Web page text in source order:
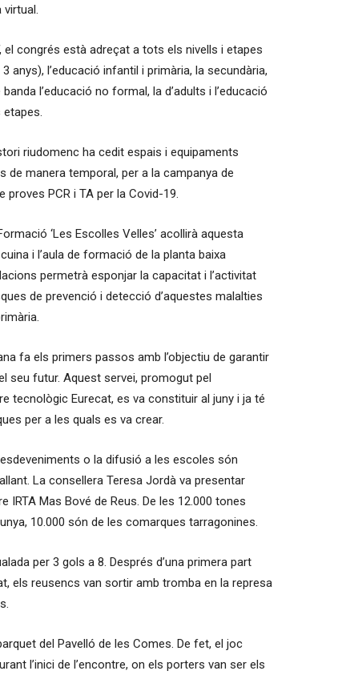
virtual.
el congrés està adreçat a tots els nivells i etapes
anys), l’educació infantil i primària, la secundària,
l’educació no formal, la d’adults i l’educació
etapes.
riudomenc ha cedit espais i equipaments
de manera temporal, per a la campanya de
PCR i TA per la Covid-19.
‘Les Escolles Velles’ acollirà aquesta
i l’aula de formació de la planta baixa
permetrà esponjar la capacitat i l’activitat
de prevenció i detecció d’aquestes malalties
fa els primers passos amb l’objectiu de garantir
seu futur. Aquest servei, promogut pel
tecnològic Eurecat, es va constituir al juny i ja té
per a les quals es va crear.
o la difusió a les escoles són
La consellera Teresa Jordà va presentar
IRTA Mas Bové de Reus. De les 12.000 tones
10.000 són de les comarques tarragonines.
per 3 gols a 8. Després d’una primera part
els reusencs van sortir amb tromba en la represa
del Pavelló de les Comes. De fet, el joc
l’inici de l’encontre, on els porters van ser els